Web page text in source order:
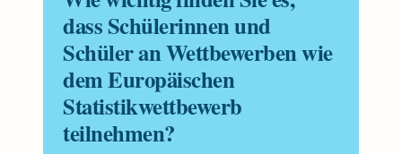
dass Schülerinnen und
Schüler an Wettbewerben wie
dem Europäischen
Statistikwettbewerb
teilnehmen?